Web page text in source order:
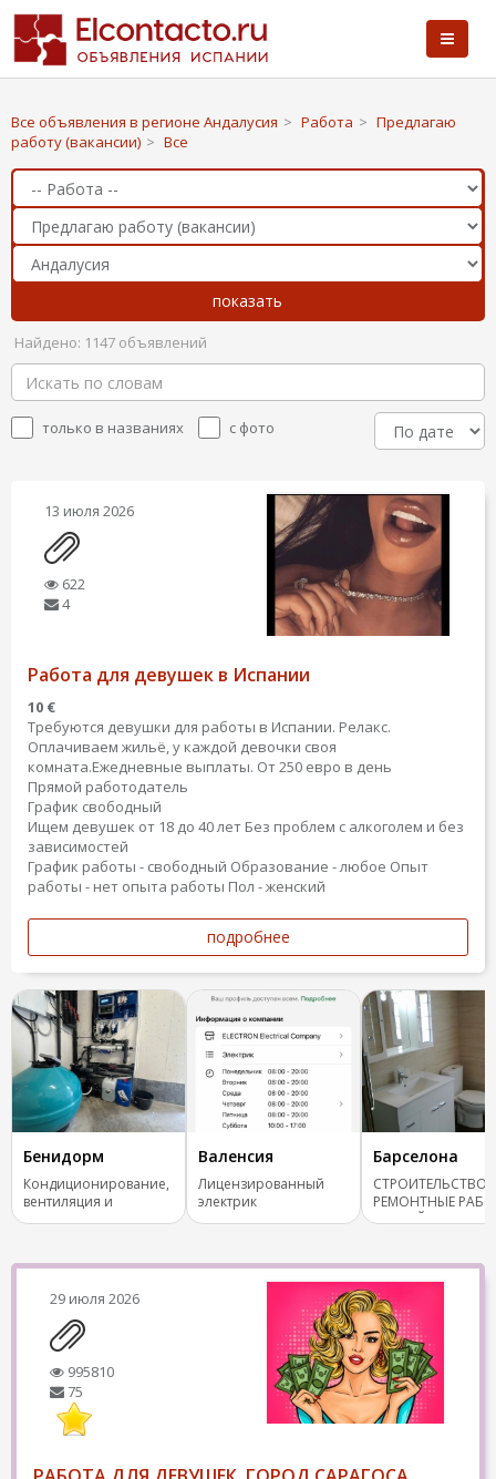
Все объявления в регионе Андалусия > Работа > Предлагаю
работу (вакансии) > Все
Найдено: 1147 объявлений
только в названиях с фото
13 июля 2026
622
4
Работа для девушек в Испании
10 €
Требуются девушки для работы в Испании. Релакс.
Оплачиваем жильё, у каждой девочки своя
комната.Ежедневные выплаты. От 250 евро в день
Прямой работодатель
График свободный
Ищем девушек от 18 до 40 лет Без проблем с алкоголем и без
зависимостей
График работы - свободный Образование - любое Опыт
работы - нет опыта работы Пол - женский
подробнее
Бенидорм
Кондиционирование,
вентиляция и
отопление.
Валенсия
Лицензированный
электрик
Барселона
СТРОИТЕЛЬСТВО
РЕМОНТНЫЕ
ЛЮБОЙ
29 июля 2026
995810
75